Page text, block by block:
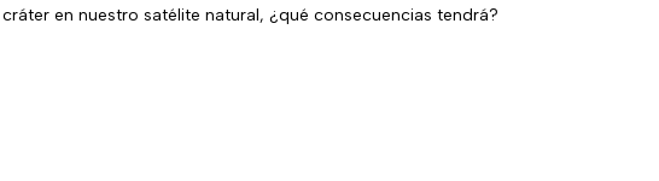
en nuestro satélite natural, ¿qué consecuencias tendrá?